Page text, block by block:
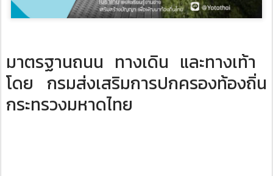
มาตรฐานถนน ทางเดิน และทางเท้า ​
โดย ​กรมส่งเสริมการปกครองท้องถิ่น
กระทรวงมหาดไทย